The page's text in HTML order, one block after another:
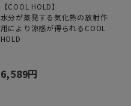
【COOL HOLD】
水分が蒸発する気化熱の放射作
用により涼感が得られるCOOL
HOLD
6,589円